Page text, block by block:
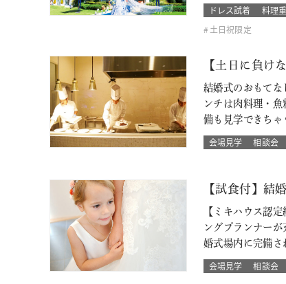
ドレス試着 料理
土日祝限定
【土日に負け
結婚式のおもてな
ンチは肉料理・
備も見学できち
会場見学 相談会
【試食付】結
【ミキハウス認
ングプランナー
婚式場内に完備
会場見学 相談会